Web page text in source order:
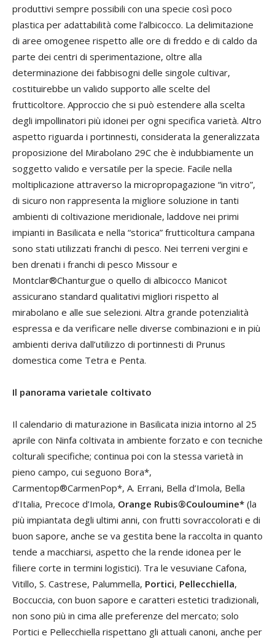
produttivi sempre possibili con una specie così poco
plastica per adattabilità come l’albicocco. La delimitazione
di aree omogenee rispetto alle ore di freddo e di caldo da
parte dei centri di sperimentazione, oltre alla
determinazione dei fabbisogni delle singole cultivar,
costituirebbe un valido supporto alle scelte del
frutticoltore. Approccio che si può estendere alla scelta
degli impollinatori più idonei per ogni specifica varietà. Altro
aspetto riguarda i portinnesti, considerata la generalizzata
proposizione del Mirabolano 29C che è indubbiamente un
soggetto valido e versatile per la specie. Facile nella
moltiplicazione attraverso la micropropagazione “in vitro”,
di sicuro non rappresenta la migliore soluzione in tanti
ambienti di coltivazione meridionale, laddove nei primi
impianti in Basilicata e nella “storica” frutticoltura campana
sono stati utilizzati franchi di pesco. Nei terreni vergini e
ben drenati i franchi di pesco Missour e
Montclar®Chanturgue o quello di albicocco Manicot
assicurano standard qualitativi migliori rispetto al
mirabolano e alle sue selezioni. Altra grande potenzialità
espressa e da verificare nelle diverse combinazioni e in più
ambienti deriva dall’utilizzo di portinnesti di Prunus
domestica come Tetra e Penta.
Il panorama varietale coltivato
Il calendario di maturazione in Basilicata inizia intorno al 25
aprile con Ninfa coltivata in ambiente forzato e con tecniche
colturali specifiche; continua poi con la stessa varietà in
pieno campo, cui seguono Bora*,
Carmentop®CarmenPop*, A. Errani, Bella d’Imola, Bella
d’Italia, Precoce d’Imola, Orange Rubis®Couloumine* (la
più impiantata degli ultimi anni, con frutti sovraccolorati e di
buon sapore, anche se va gestita bene la raccolta in quanto
tende a macchiarsi, aspetto che la rende idonea per le
filiere corte in termini logistici). Tra le vesuviane Cafona,
Vitillo, S. Castrese, Palummella, Portici, Pellecchiella,
Boccuccia, con buon sapore e caratteri estetici tradizionali,
non sono più in cima alle preferenze del mercato; solo
Portici e Pellecchiella rispettano gli attuali canoni, anche per